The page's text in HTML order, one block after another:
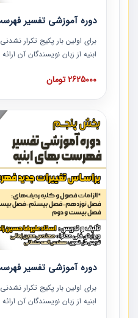
دوره آموزشی تفسیر
برای اولین بار پکیج تکرار
ابنیه از زبان نویسندگان آن
ردیف ها و مطالب فهرست بها
دوره به صورت کامل تصویری
دوره با کلام مهندس
مشاور در امر بازنگری فهرست بها
همکارانی که در حوزه صنعت
توصیه می کنیم از مطالب این
2625000 تومان
دوره آموزشی تفسیر
برای اولین بار پکیج تکرار
ابنیه از زبان نویسندگان آن
ردیف ها و مطالب فهرست بها